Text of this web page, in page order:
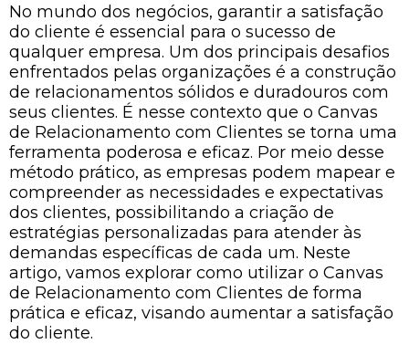
No mundo dos negócios, garantir a satisfação
do cliente é essencial para o sucesso de
qualquer empresa. Um dos principais desafios
enfrentados pelas organizações é a construção
de relacionamentos sólidos e duradouros com
seus clientes. É nesse contexto que o Canvas
de Relacionamento com Clientes se torna uma
ferramenta poderosa e eficaz. Por meio desse
método prático, as empresas podem mapear e
compreender as necessidades e expectativas
dos clientes, possibilitando a criação de
estratégias personalizadas para atender às
demandas específicas de cada um. Neste
artigo, vamos explorar como utilizar o Canvas
de Relacionamento com Clientes de forma
prática e eficaz, visando aumentar a satisfação
do cliente.